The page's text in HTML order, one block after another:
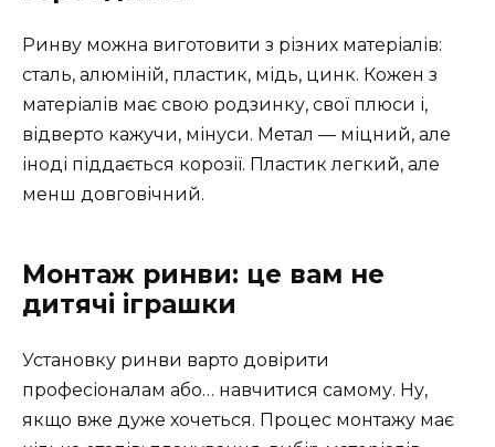
Ринву можна виготовити з різних матеріалів:
сталь, алюміній, пластик, мідь, цинк. Кожен з
матеріалів має свою родзинку, свої плюси і,
відверто кажучи, мінуси. Метал — міцний, але
іноді піддається корозії. Пластик легкий, але
менш довговічний.
Монтаж ринви: це вам не
дитячі іграшки
Установку ринви варто довірити
професіоналам або… навчитися самому. Ну,
якщо вже дуже хочеться. Процес монтажу має